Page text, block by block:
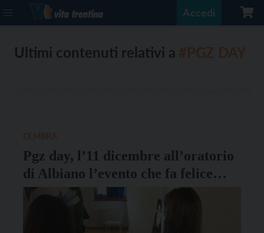
Accedi
Ultimi contenuti relativi a
Pgz day, l’11 dicembre all’oratorio
di Albiano l’evento che fa felice
tutta la famiglia